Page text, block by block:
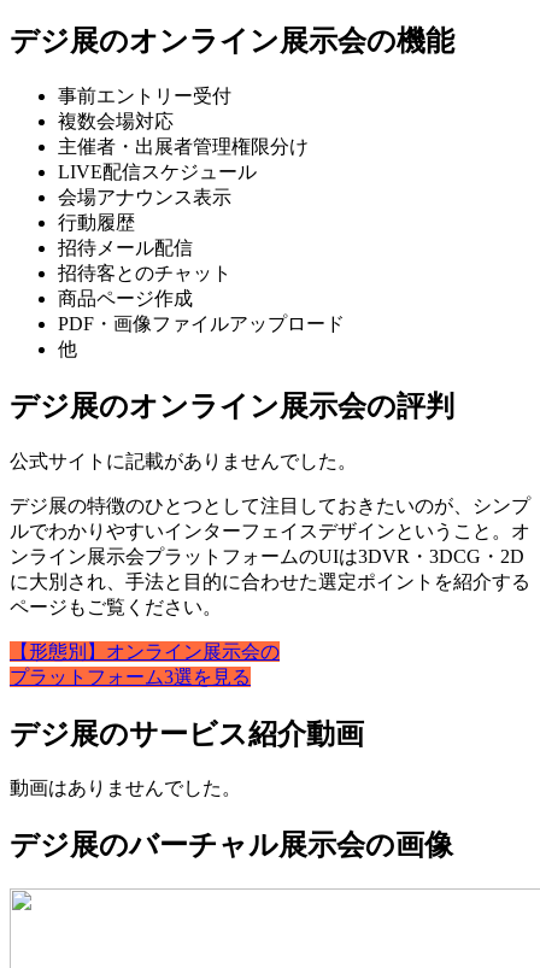
デジ展のオンライン展示会の機能
事前エントリー受付
複数会場対応
主催者・出展者管理権限分け
LIVE配信スケジュール
会場アナウンス表示
行動履歴
招待メール配信
招待客とのチャット
商品ページ作成
PDF・画像ファイルアップロード
他
デジ展のオンライン展示会の評判
公式サイトに記載がありませんでした。
デジ展の特徴のひとつとして注目しておきたいのが、シンプ
ルでわかりやすいインターフェイスデザインということ。オ
ンライン展示会プラットフォームのUIは3DVR・3DCG・2D
に大別され、手法と目的に合わせた選定ポイントを紹介する
ページもご覧ください。
【形態別】オンライン展示会の
プラットフォーム3選を見る
デジ展のサービス紹介動画
動画はありませんでした。
デジ展のバーチャル展示会の画像